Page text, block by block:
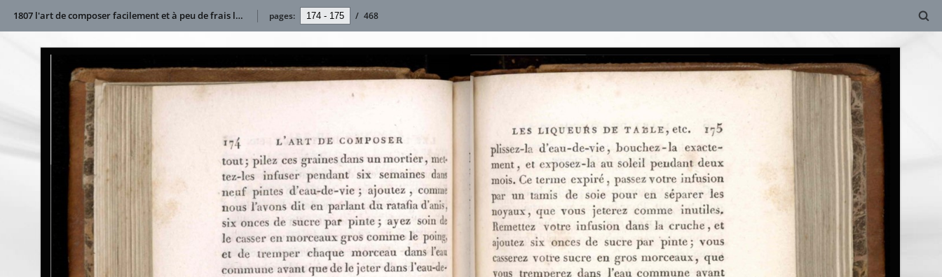
1807 l'art de composer facilement et à peu de frais les liqueurs de tablePublication pages: / 468